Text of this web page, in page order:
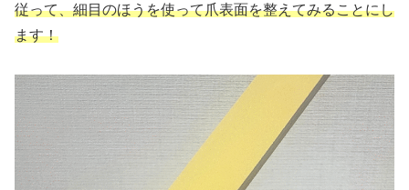
従って、細目のほうを使って爪表面を整えてみることにし
ます！